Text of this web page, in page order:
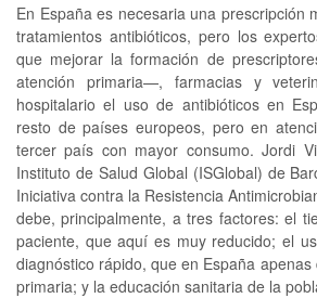
En España es necesaria una prescripción
tratamientos antibióticos, pero los
que mejorar la formación de
atención primaria—, farmacias y
hospitalario el uso de antibióticos en
resto de países europeos, pero en
tercer país con mayor consumo. Jordi
Instituto de Salud Global (ISGlobal) de
Iniciativa contra la Resistencia
debe, principalmente, a tres factores: el
paciente, que aquí es muy reducido; el
diagnóstico rápido, que en España
primaria; y la educación sanitaria de la